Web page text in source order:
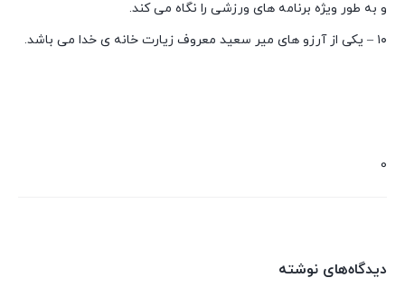
و به طور ویژه برنامه های ورزشی را نگاه می کند.
۱۰ – یکی از آرزو های میر سعید معروف زیارت خانه ی خدا می باشد.
0
دیدگاه‌های نوشته